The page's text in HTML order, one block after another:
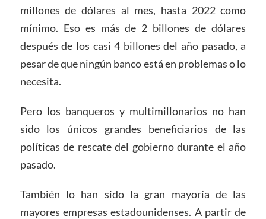
millones de dólares al mes, hasta 2022 como
mínimo. Eso es más de 2 billones de dólares
después de los casi 4 billones del año pasado, a
pesar de que ningún banco está en problemas o lo
necesita.
Pero los banqueros y multimillonarios no han
sido los únicos grandes beneficiarios de las
políticas de rescate del gobierno durante el año
pasado.
También lo han sido la gran mayoría de las
mayores empresas estadounidenses. A partir de